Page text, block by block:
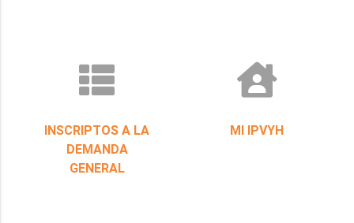
INSCRIPTOS A LA
DEMANDA
GENERAL
MI IPVYH